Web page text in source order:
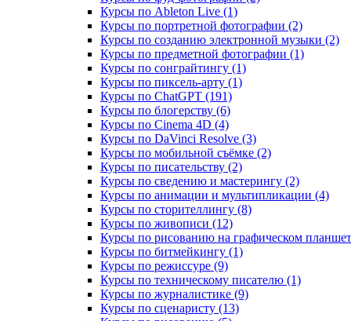
Курсы по Ableton Live (1)
Курсы по портретной фотографии (2)
Курсы по созданию электронной музыки (2)
Курсы по предметной фотографии (1)
Курсы по сонграйтингу (1)
Курсы по пиксель-арту (1)
Курсы по ChatGPT (191)
Курсы по блогерству (6)
Курсы по Cinema 4D (4)
Курсы по DaVinci Resolve (3)
Курсы по мобильной съёмке (2)
Курсы по писательству (2)
Курсы по сведению и мастерингу (2)
Курсы по анимации и мультипликации (4)
Курсы по сторителлингу (8)
Курсы по живописи (12)
Курсы по рисованию на графическом
Курсы по битмейкингу (1)
Курсы по режиссуре (9)
Курсы по техническому писателю (1)
Курсы по журналистике (9)
Курсы по сценаристу (13)